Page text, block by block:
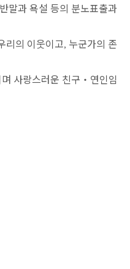
말과 욕설 등의 분노표출과
리의 이웃이고, 누군가의 존
사랑스러운 친구 ‧ 연인임